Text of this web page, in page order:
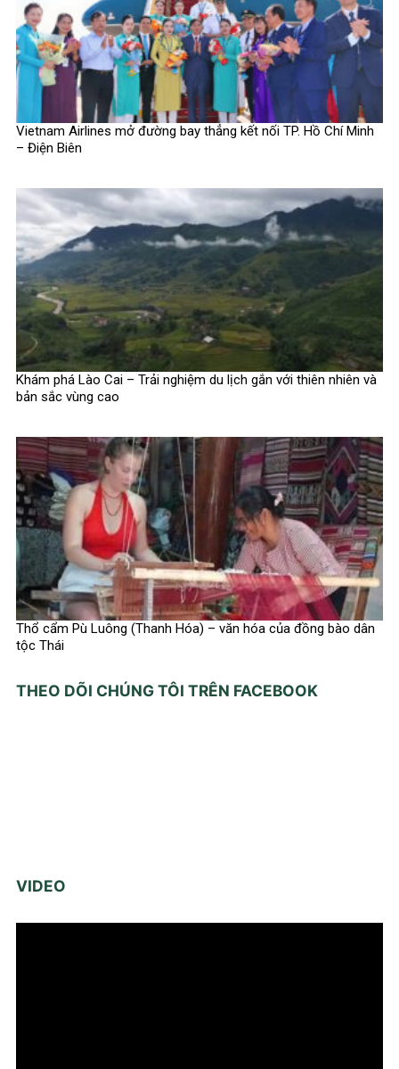
Vietnam Airlines mở đường bay thẳng kết nối TP. Hồ Chí Minh
– Điện Biên
Khám phá Lào Cai – Trải nghiệm du lịch gắn với thiên nhiên và
bản sắc vùng cao
Thổ cẩm Pù Luông (Thanh Hóa) – văn hóa của đồng bào dân
tộc Thái
THEO DÕI CHÚNG TÔI TRÊN FACEBOOK
VIDEO